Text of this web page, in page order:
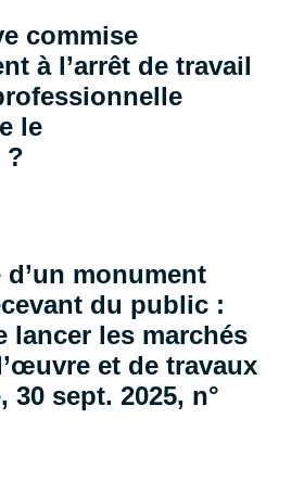
commise
à l’arrêt de travail
le
?
monument
du public :
lancer les marchés
et de travaux
30 sept. 2025, n°